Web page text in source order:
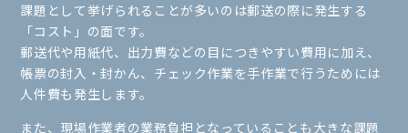
課題として挙げられることが多いのは郵送の際に発生する
「コスト」の面です。
郵送代や用紙代、出力費などの目につきやすい費用に加え、
帳票の封入・封かん、チェック作業を手作業で行うためには
人件費も発生します。
また、現場作業者の業務負担となっていることも大きな課題